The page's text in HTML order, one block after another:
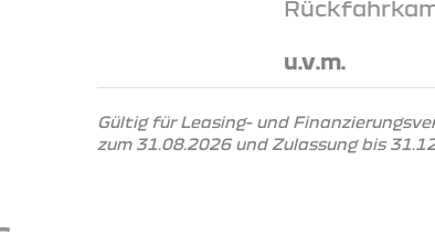
u.v.m.
Gültig für Leasing- und
zum 31.08.2026 und Zulassung bis